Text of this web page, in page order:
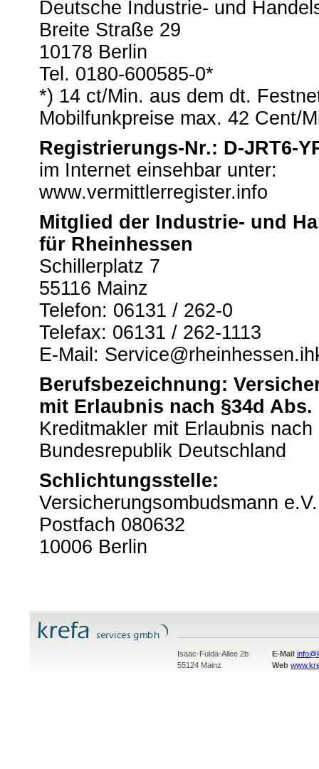
Deutsche Industrie- und
Breite Straße 29
10178 Berlin
Tel. 0180-600585-0*
*) 14 ct/Min. aus dem dt.
Mobilfunkpreise max. 42 Cent/
Registrierungs-Nr.: D-JRT6-
im Internet einsehbar unter:
www.vermittlerregister.info
Mitglied der Industrie- und
für Rheinhessen
Schillerplatz 7
55116 Mainz
Telefon: 06131 / 262-0
Telefax: 06131 / 262-1113
E-Mail:
Berufsbezeichnung:
mit Erlaubnis nach §34d Abs.
Kreditmakler mit Erlaubnis
Bundesrepublik Deutschland
Schlichtungsstelle:
Versicherungsombudsmann e.V.
Postfach 080632
10006 Berlin
Isaac-Fulda-Allee 2b E-Mail
55124 Mainz
Web